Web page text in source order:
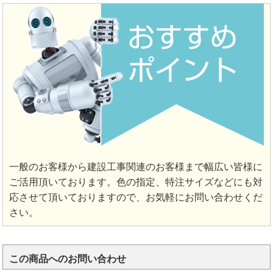
一般のお客様から建設工事関連のお客様まで幅広い皆様に
ご活用頂いております。色の指定、特注サイズなどにも対
応させて頂いておりますので、お気軽にお問い合わせくだ
さい。
この商品へのお問い合わせ